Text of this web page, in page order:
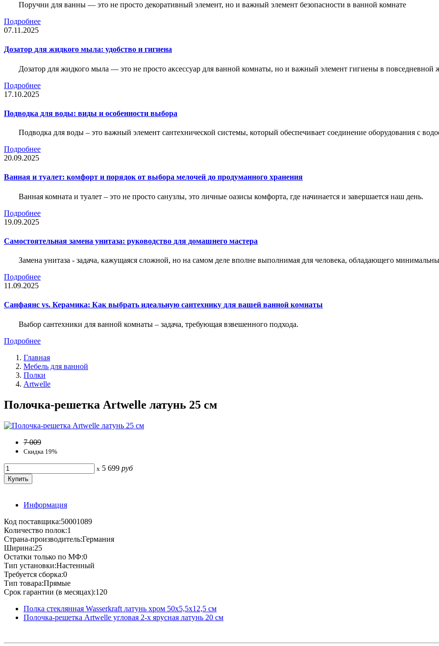
Поручни для ванны — это не просто декоративный элемент, но и важный элемент безопасности в ванной комнате
Подробнее
07.11.2025
Дозатор для жидкого мыла: удобство и гигиена
Дозатор для жидкого мыла — это не просто аксессуар для ванной комнаты, но и важный элемент гигиены в повседневной
Подробнее
17.10.2025
Подводка для воды: виды и особенности выбора
Подводка для воды – это важный элемент сантехнической системы, который обеспечивает соединение оборудования с
Подробнее
20.09.2025
Ванная и туалет: комфорт и порядок от выбора мелочей до продуманного хранения
Ванная комната и туалет – это не просто санузлы, это личные оазисы комфорта, где начинается и завершается наш день.
Подробнее
19.09.2025
Самостоятельная замена унитаза: руководство для домашнего мастера
Замена унитаза - задача, кажущаяся сложной, но на самом деле вполне выполнимая для человека, обладающего
Подробнее
11.09.2025
Санфаянс vs. Керамика: Как выбрать идеальную сантехнику для вашей ванной комнаты
Выбор сантехники для ванной комнаты – задача, требующая взвешенного подхода.
Подробнее
Главная
Мебель для ванной
Полки
Artwelle
Полочка-решетка Artwelle латунь 25 см
7 009
Скидка 19%
x 5 699 руб
Информация
Код поставщика:50001089
Количество полок:1
Страна-производитель:Германия
Ширина:25
Остатки только по МФ:0
Тип установки:Настенный
Требуется сборка:0
Тип товара:Прямые
Срок гарантии (в месяцах):120
Полка стеклянная Wasserkraft латунь хром 50х5,5х12,5 см
Полочка-решетка Artwelle угловая 2-х ярусная латунь 20 см